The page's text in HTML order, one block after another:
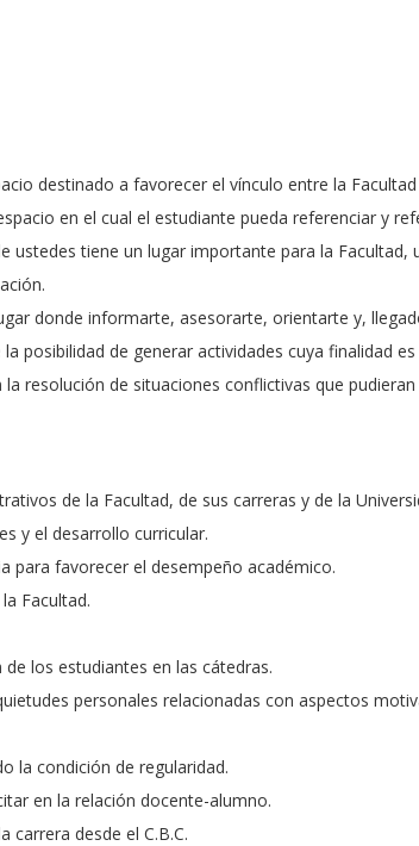
destinado a favorecer el vínculo entre la
en el cual el estudiante pueda referenciar y
ustedes tiene un lugar importante para la
donde informarte, asesorarte, orientarte y,
posibilidad de generar actividades cuya finalidad
resolución de situaciones conflictivas que
de la Facultad, de sus carreras y de la
y el desarrollo curricular.
para favorecer el desempeño académico.
Facultad.
los estudiantes en las cátedras.
personales relacionadas con aspectos
la condición de regularidad.
en la relación docente-alumno.
carrera desde el C.B.C.